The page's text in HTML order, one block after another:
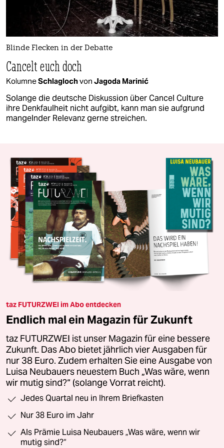
Blinde Flecken in der Debatte
Cancelt euch doch
KolumneSchlaglochvon Jagoda Marinić
Solange die deutsche Diskussion über Cancel Culture
ihre Denkfaulheit nicht aufgibt, kann man sie aufgrund
mangelnder Relevanz gerne streichen.
taz FUTURZWEI im Abo entdecken
Endlich mal ein Magazin für Zukunft
taz FUTURZWEI ist unser Magazin für eine bessere
Zukunft. Das Abo bietet jährlich vier Ausgaben für
nur 38 Euro. Zudem erhalten Sie eine Ausgabe von
Luisa Neubauers neuestem Buch „Was wäre, wenn
wir mutig sind?“ (solange Vorrat reicht).
Jedes Quartal neu in Ihrem Briefkasten
Nur 38 Euro im Jahr
Als Prämie Luisa Neubauers „Was wäre, wenn wir
mutig sind?“